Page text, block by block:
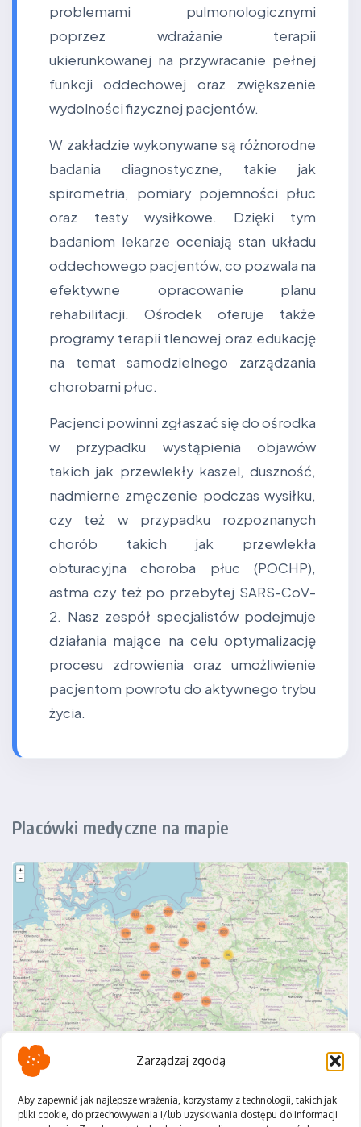
Zarządzaj zgodą
Aby zapewnić jak najlepsze wrażenia, korzystamy z technologii, takich jak
pliki cookie, do przechowywania i/lub uzyskiwania dostępu do informacji
problemami pulmonologicznymi
poprzez wdrażanie terapii
ukierunkowanej na przywracanie pełnej
funkcji oddechowej oraz zwiększenie
wydolności fizycznej pacjentów.
W zakładzie wykonywane są różnorodne
badania diagnostyczne, takie jak
spirometria, pomiary pojemności płuc
oraz testy wysiłkowe. Dzięki tym
badaniom lekarze oceniają stan układu
oddechowego pacjentów, co pozwala na
efektywne opracowanie planu
rehabilitacji. Ośrodek oferuje także
programy terapii tlenowej oraz edukację
na temat samodzielnego zarządzania
chorobami płuc.
Pacjenci powinni zgłaszać się do ośrodka
w przypadku wystąpienia objawów
takich jak przewlekły kaszel, duszność,
nadmierne zmęczenie podczas wysiłku,
czy też w przypadku rozpoznanych
chorób takich jak przewlekła
obturacyjna choroba płuc (POCHP),
astma czy też po przebytej SARS-CoV-
2. Nasz zespół specjalistów podejmuje
działania mające na celu optymalizację
procesu zdrowienia oraz umożliwienie
pacjentom powrotu do aktywnego trybu
życia.
Placówki medyczne na mapie